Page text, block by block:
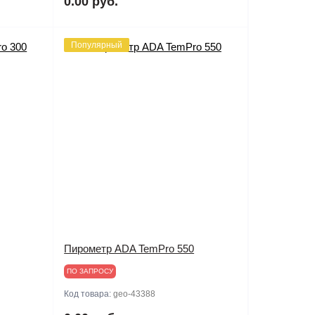
Популярный
Пирометр ADA TemPro 550
ПО ЗАПРОСУ
Код товара:geo-43388